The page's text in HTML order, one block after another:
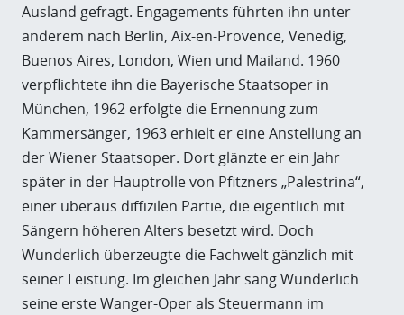
Ausland gefragt. Engagements führten ihn unter
anderem nach Berlin, Aix-en-Provence, Venedig,
Buenos Aires, London, Wien und Mailand. 1960
verpflichtete ihn die Bayerische Staatsoper in
München, 1962 erfolgte die Ernennung zum
Kammersänger, 1963 erhielt er eine Anstellung an
der Wiener Staatsoper. Dort glänzte er ein Jahr
später in der Hauptrolle von Pfitzners „Palestrina“,
einer überaus diffizilen Partie, die eigentlich mit
Sängern höheren Alters besetzt wird. Doch
Wunderlich überzeugte die Fachwelt gänzlich mit
seiner Leistung. Im gleichen Jahr sang Wunderlich
seine erste Wanger-Oper als Steuermann im